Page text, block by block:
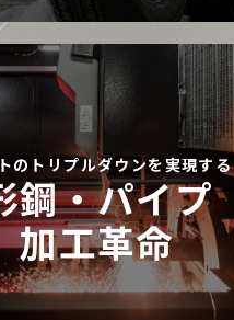
のトリプルダウンを実現する
鋼・パイプ
加工革命